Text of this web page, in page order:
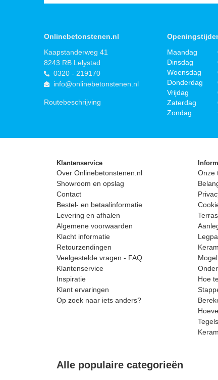
Onlinebetonstenen.nl
Kaapstanderweg 41
8243 RB Lelystad
0320 - 219170
info@onlinebetonstenen.nl
Routebeschrijving
Maandag
Dinsdag
Woensdag
Donderdag
Vrijdag
Zaterdag
Zondag
Klantenservice
Over Onlinebetonstenen.nl
Showroom en opslag
Contact
Bestel- en betaalinformatie
Levering en afhalen
Algemene voorwaarden
Klacht informatie
Retourzendingen
Veelgestelde vragen - FAQ
Klantenservice
Inspiratie
Klant ervaringen
Op zoek naar iets anders?
Onze
Hoe
Alle populaire categorieën